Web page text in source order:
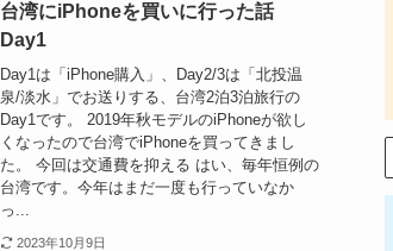
台湾にiPhoneを買いに行った話
Day1
Day1は「iPhone購入」、Day2/3は「北投温
泉/淡水」でお送りする、台湾2泊3泊旅行の
Day1です。 2019年秋モデルのiPhoneが欲し
くなったので台湾でiPhoneを買ってきまし
た。 今回は交通費を抑える はい、毎年恒例の
台湾です。今年はまだ一度も行っていなか
っ...
2023年10月9日